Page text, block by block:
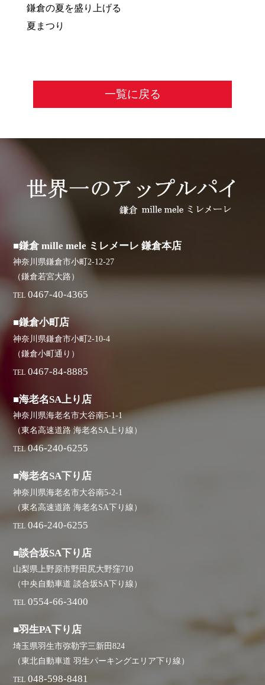
鎌倉の夏を盛り上げる
夏まつり
一覧に戻る
■鎌倉 mille mele ミレメーレ 鎌倉本店
神奈川県鎌倉市小町2-12-27
（鎌倉若宮大路）
TEL 0467-40-4365
■鎌倉小町店
神奈川県鎌倉市小町2-10-4
（鎌倉小町通り）
TEL 0467-84-8885
■海老名SA上り店
神奈川県海老名市大谷南5-1-1
（東名高速道路 海老名SA上り線）
TEL 046-240-6255
■海老名SA下り店
神奈川県海老名市大谷南5-2-1
（東名高速道路 海老名SA下り線）
TEL 046-240-6255
■談合坂SA下り店
山梨県上野原市野田尻大野窪710
（中央自動車道 談合坂SA下り線）
TEL 0554-66-3400
■羽生PA下り店
埼玉県羽生市弥勒字三新田824
（東北自動車道 羽生パーキングエリア下り線）
TEL 048-598-8481